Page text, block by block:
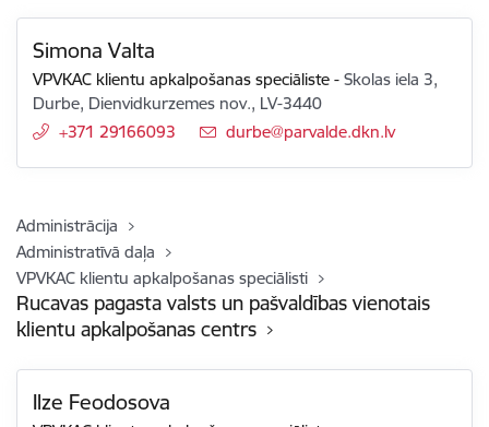
Simona Valta
VPVKAC klientu apkalpošanas speciāliste -Skolas iela 3,
Durbe, Dienvidkurzemes nov., LV-3440
+371 29166093
E-pasts:
durbe@parvalde.dkn.lv
Administrācija
Administratīvā daļa
VPVKAC klientu apkalpošanas speciālisti
Rucavas pagasta valsts un pašvaldības vienotais
klientu apkalpošanas centrs
Ilze Feodosova